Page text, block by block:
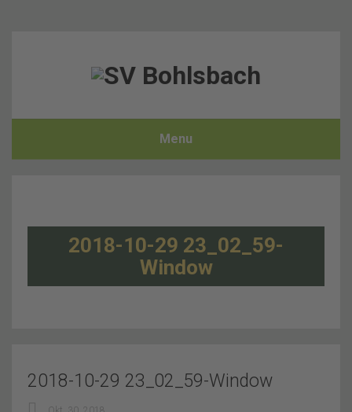
Menu
2018-10-29 23_02_59-
Window
2018-10-29 23_02_59-Window